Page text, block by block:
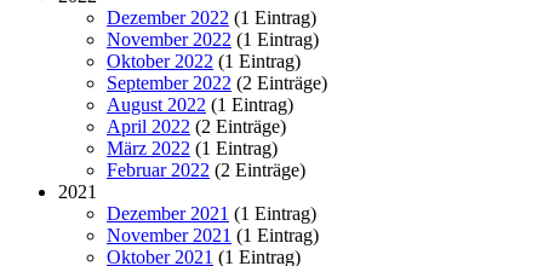
Dezember 2022 (1 Eintrag)
November 2022 (1 Eintrag)
Oktober 2022 (1 Eintrag)
September 2022 (2 Einträge)
August 2022 (1 Eintrag)
April 2022 (2 Einträge)
März 2022 (1 Eintrag)
Februar 2022 (2 Einträge)
2021
Dezember 2021 (1 Eintrag)
November 2021 (1 Eintrag)
Oktober 2021 (1 Eintrag)